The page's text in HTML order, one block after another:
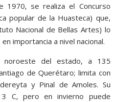
1970, se realiza el Concurso
popular de la Huasteca) que,
Nacional de Bellas Artes) lo
importancia a nivel nacional.
noroeste del estado, a 135
de Querétaro; limita con
y Pinal de Amoles. Su
C, pero en invierno puede